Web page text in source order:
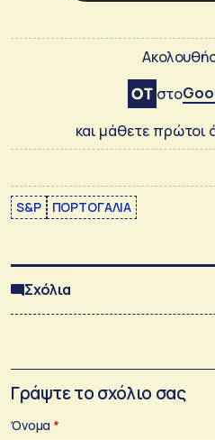
στο
και μάθετε πρώτοι
S&P ΠΟΡΤΟΓΑΛΙΑ
Σχόλια
Γράψτε το σχόλιο σας
Όνομα